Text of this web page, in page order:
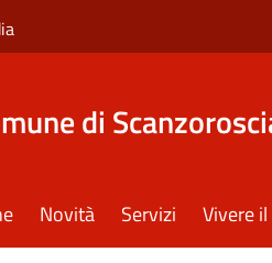
di
Novità Servizi Vivere